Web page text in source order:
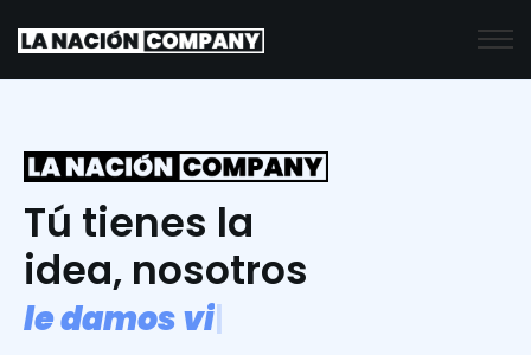
Tú tienes la
idea, nosotros
ledamosvid